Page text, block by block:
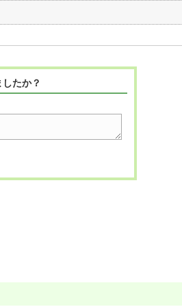
たか？